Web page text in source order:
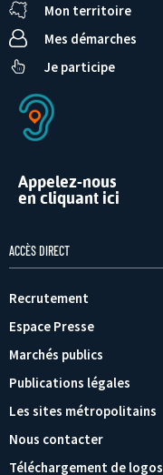
Mon territoire
Mes démarches
Je participe
Appelez-nous
en cliquant ici
ACCÈS DIRECT
Recrutement
Espace Presse
Marchés publics
Publications légales
Les sites métropolitains
Nous contacter
Téléchargement de logos